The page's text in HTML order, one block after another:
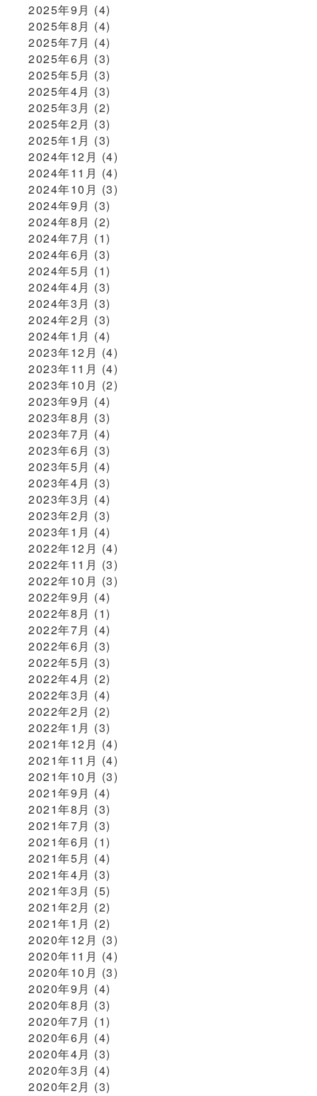
2025年9月 (4)
2025年8月 (4)
2025年7月 (4)
2025年6月 (3)
2025年5月 (3)
2025年4月 (3)
2025年3月 (2)
2025年2月 (3)
2025年1月 (3)
2024年12月 (4)
2024年11月 (4)
2024年10月 (3)
2024年9月 (3)
2024年8月 (2)
2024年7月 (1)
2024年6月 (3)
2024年5月 (1)
2024年4月 (3)
2024年3月 (3)
2024年2月 (3)
2024年1月 (4)
2023年12月 (4)
2023年11月 (4)
2023年10月 (2)
2023年9月 (4)
2023年8月 (3)
2023年7月 (4)
2023年6月 (3)
2023年5月 (4)
2023年4月 (3)
2023年3月 (4)
2023年2月 (3)
2023年1月 (4)
2022年12月 (4)
2022年11月 (3)
2022年10月 (3)
2022年9月 (4)
2022年8月 (1)
2022年7月 (4)
2022年6月 (3)
2022年5月 (3)
2022年4月 (2)
2022年3月 (4)
2022年2月 (2)
2022年1月 (3)
2021年12月 (4)
2021年11月 (4)
2021年10月 (3)
2021年9月 (4)
2021年8月 (3)
2021年7月 (3)
2021年6月 (1)
2021年5月 (4)
2021年4月 (3)
2021年3月 (5)
2021年2月 (2)
2021年1月 (2)
2020年12月 (3)
2020年11月 (4)
2020年10月 (3)
2020年9月 (4)
2020年8月 (3)
2020年7月 (1)
2020年6月 (4)
2020年4月 (3)
2020年3月 (4)
2020年2月 (3)